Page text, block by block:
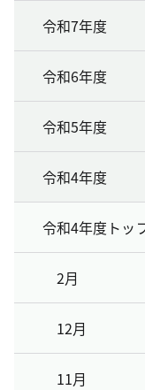
令和7年度
令和6年度
令和5年度
令和4年度
令和4年度トッ
2月
12月
11月